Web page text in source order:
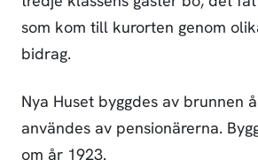
som kom till kurorten genom
bidrag.
Nya Huset byggdes av brunnen
användes av pensionärerna.
om år 1923.